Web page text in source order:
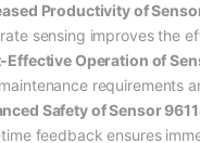
Productivity of
sensing improves the
Effective Operation of
requirements
Safety of Sensor
time feedback ensures